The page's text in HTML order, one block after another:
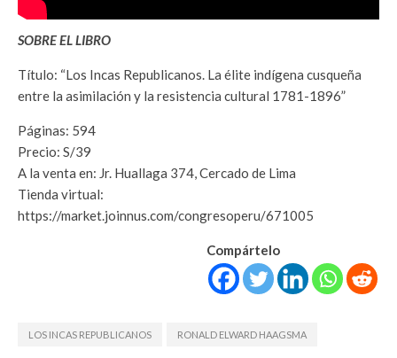
SOBRE EL LIBRO
Título: “Los Incas Republicanos. La élite indígena cusqueña
entre la asimilación y la resistencia cultural 1781-1896”
Páginas: 594
Precio: S/39
A la venta en: Jr. Huallaga 374, Cercado de Lima
Tienda virtual:
https://market.joinnus.com/congresoperu/671005
Compártelo
LOS INCAS REPUBLICANOS RONALD ELWARD HAAGSMA